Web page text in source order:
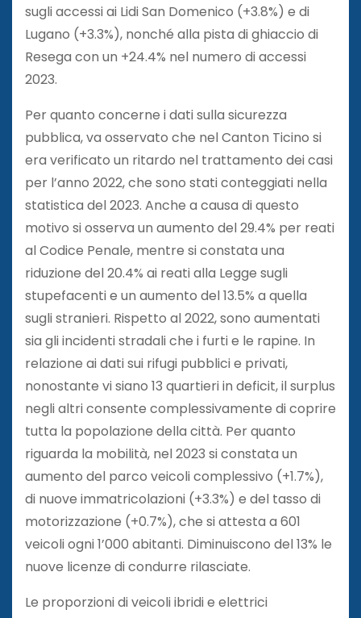
sugli accessi ai Lidi San Domenico (+3.8%) e di
Lugano (+3.3%), nonché alla pista di ghiaccio di
Resega con un +24.4% nel numero di accessi
2023.
Per quanto concerne i dati sulla sicurezza
pubblica, va osservato che nel Canton Ticino si
era verificato un ritardo nel trattamento dei casi
per l’anno 2022, che sono stati conteggiati nella
statistica del 2023. Anche a causa di questo
motivo si osserva un aumento del 29.4% per reati
al Codice Penale, mentre si constata una
riduzione del 20.4% ai reati alla Legge sugli
stupefacenti e un aumento del 13.5% a quella
sugli stranieri. Rispetto al 2022, sono aumentati
sia gli incidenti stradali che i furti e le rapine. In
relazione ai dati sui rifugi pubblici e privati,
nonostante vi siano 13 quartieri in deficit, il surplus
negli altri consente complessivamente di coprire
tutta la popolazione della città. Per quanto
riguarda la mobilità, nel 2023 si constata un
aumento del parco veicoli complessivo (+1.7%),
di nuove immatricolazioni (+3.3%) e del tasso di
motorizzazione (+0.7%), che si attesta a 601
veicoli ogni 1’000 abitanti. Diminuiscono del 13% le
nuove licenze di condurre rilasciate.
Le proporzioni di veicoli ibridi e elettrici